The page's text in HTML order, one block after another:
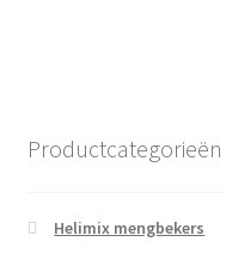
Productcategorieën
Helimix mengbekers